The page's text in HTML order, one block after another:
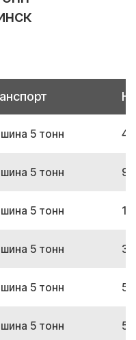
5 тонн
5 тонн
5 тонн
5 тонн
5 тонн
5 тонн